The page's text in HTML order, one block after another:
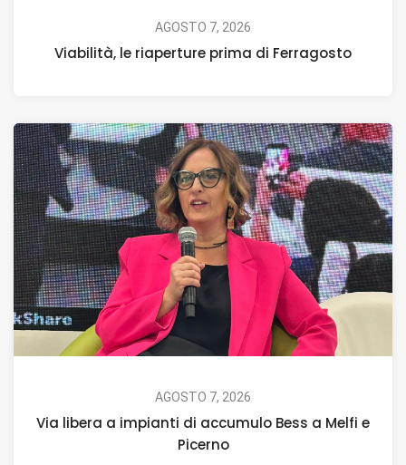
AGOSTO 7, 2026
Viabilità, le riaperture prima di Ferragosto
AGOSTO 7, 2026
Via libera a impianti di accumulo Bess a Melfi e
Picerno